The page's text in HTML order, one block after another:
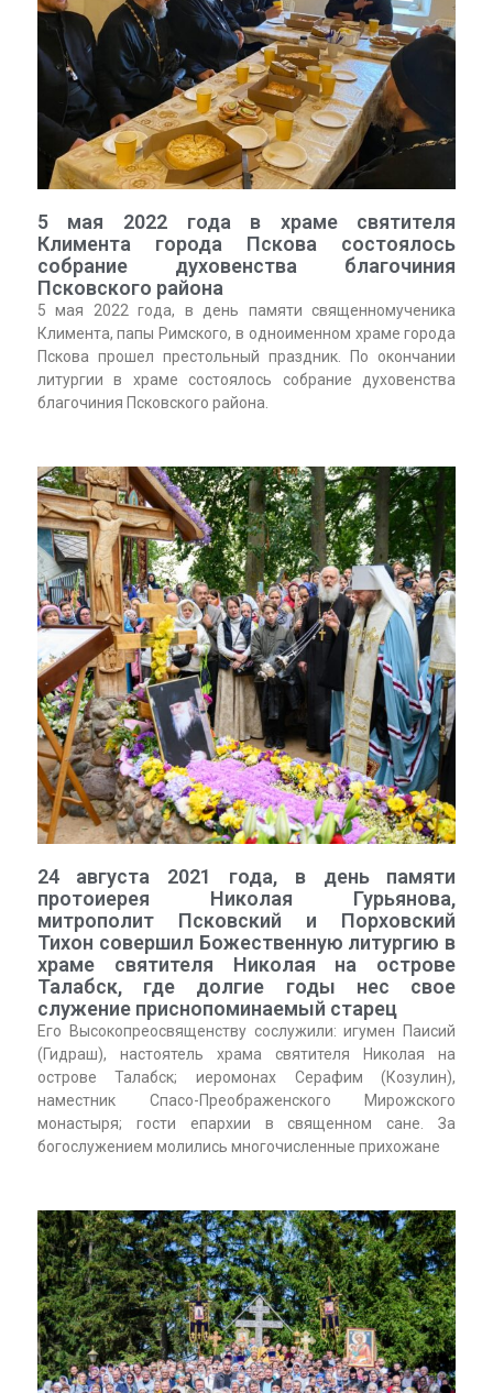
5 мая 2022 года в храме святителя
Климента города Пскова состоялось
собрание духовенства благочиния
Псковского района
5 мая 2022 года, в день памяти священномученика
Климента, папы Римского, в одноименном храме города
Пскова прошел престольный праздник. По окончании
литургии в храме состоялось собрание духовенства
благочиния Псковского района.
24 августа 2021 года, в день памяти
протоиерея Николая Гурьянова,
митрополит Псковский и Порховский
Тихон совершил Божественную литургию в
храме святителя Николая на острове
Талабск, где долгие годы нес свое
служение приснопоминаемый старец
Его Высокопреосвященству сослужили: игумен Паисий
(Гидраш), настоятель храма святителя Николая на
острове Талабск; иеромонах Серафим (Козулин),
наместник Спасо-Преображенского Мирожского
монастыря; гости епархии в священном сане. За
богослужением молились многочисленные прихожане